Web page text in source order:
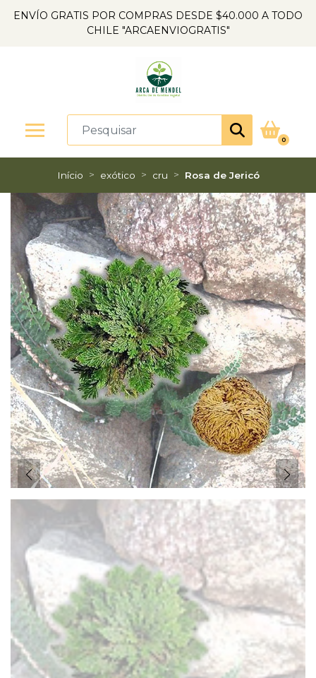
ENVÍO GRATIS POR COMPRAS DESDE $40.000 A TODO
CHILE "ARCAENVIOGRATIS"
0
Início exótico cru Rosa de Jericó